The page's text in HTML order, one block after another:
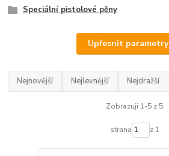
Speciální pistolové pěny
Upřesnit parametry
Nejnovější Nejlevnější Nejdražší
Zobrazuji 1-5 z 5
strana z 1